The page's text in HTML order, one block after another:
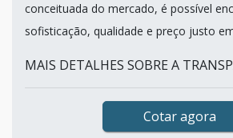
conceituada do mercado, é possível
sofisticação, qualidade e preço justo
MAIS DETALHES SOBRE A
Cotar agora